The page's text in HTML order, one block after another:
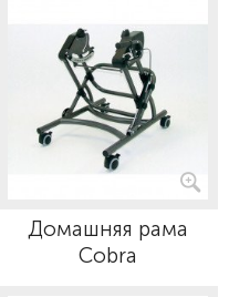
Домашняя рама
Cobra